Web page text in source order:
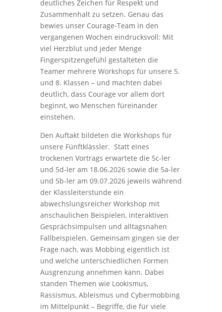
deutliches Zeichen für Respekt und
Zusammenhalt zu setzen. Genau das
bewies unser Courage-Team in den
vergangenen Wochen eindrucksvoll: Mit
viel Herzblut und jeder Menge
Fingerspitzengefühl gestalteten die
Teamer mehrere Workshops für unsere 5.
und 8. Klassen – und machten dabei
deutlich, dass Courage vor allem dort
beginnt, wo Menschen füreinander
einstehen.
Den Auftakt bildeten die Workshops für
unsere Fünftklässler. Statt eines
trockenen Vortrags erwartete die 5c-ler
und 5d-ler am 18.06.2026 sowie die 5a-ler
und 5b-ler am 09.07.2026 jeweils während
der Klassleiterstunde ein
abwechslungsreicher Workshop mit
anschaulichen Beispielen, interaktiven
Gesprächsimpulsen und alltagsnahen
Fallbeispielen. Gemeinsam gingen sie der
Frage nach, was Mobbing eigentlich ist
und welche unterschiedlichen Formen
Ausgrenzung annehmen kann. Dabei
standen Themen wie Lookismus,
Rassismus, Ableismus und Cybermobbing
im Mittelpunkt – Begriffe, die für viele